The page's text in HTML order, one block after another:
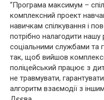
“Програма максимум –
комплексний проект
навичкам спілкування і
потрібно налагодити нашу
соціальними службами та
так, щоб вийшов
поліцейський працює з
не травмувати,
алгоритм взаємодії з